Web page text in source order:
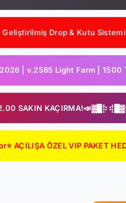
Drop & Kutu
| v.2585 Light Farm | 1500
SAKIN
AÇILIŞA ÖZEL VIP PAKET